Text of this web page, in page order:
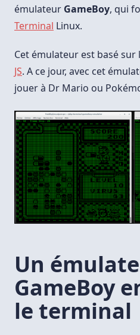
émulateur GameBoy, qui
Terminal Linux.
Cet émulateur est basé sur
JS. A ce jour, avec cet
jouer à Dr Mario ou
Un
GameBoy
le terminal